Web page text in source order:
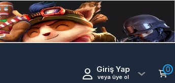
Giriş Yap
veya üye ol
0